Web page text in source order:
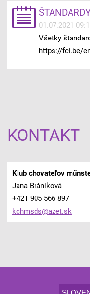
01.07.2021
Všetky
https://fci.be/
KONTAKT
Klub chovateľov
Jana Brániková
+421 905 566 897
kchmsds@azet.sk